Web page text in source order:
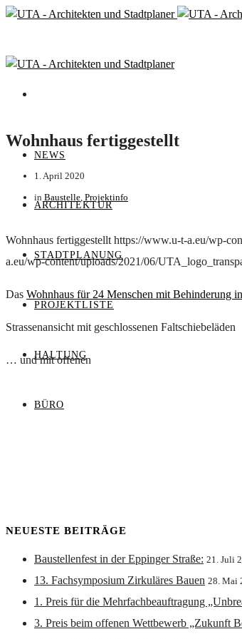
NEWS
ARCHITEKTUR
STADTPLANUNG
PROJEKTLISTE
HALTUNG
BÜRO
Wohnhaus fertiggestellt
1. April 2020
in Baustelle Projektinfo
Wohnhaus fertiggestellt https://www.u-t-a.eu/wp-
a.eu/wp-content/uploads/2021/06/
Das Wohnhaus für 24 Menschen mit Behinderung
Strassenansicht mit geschlossenen Faltschiebeläden
… und mit offenen
NEUESTE BEITRÄGE
Baustellenfest in der Eppinger Straße: 21. Juli
13. Fachsymposium Zirkuläres Bauen 28. Mai
1. Preis für die Mehrfachbeauftragung
3. Preis beim offenen Wettbewerb „Zukunft